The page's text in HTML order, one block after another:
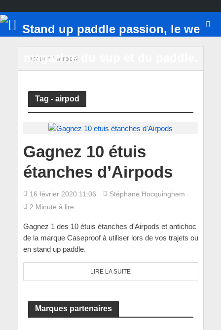
Accueil/ airpod
Tag - airpod
Gagnez 10 étuis
étanches d’Airpods
16 février 2020 11:06
Stéphane Hocquinghem
2 Minute à lire
Gagnez 1 des 10 étuis étanches d'Airpods et antichoc
de la marque Caseproof à utiliser lors de vos trajets ou
en stand up paddle.
LIRE LA SUITE
Marques partenaires